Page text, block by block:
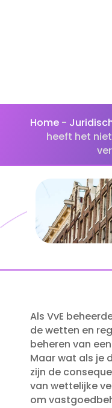
Home-
heeft het
Als VvE
de wetten en
beheren van
Maar wat als je
zijn de
van wettelijke
om